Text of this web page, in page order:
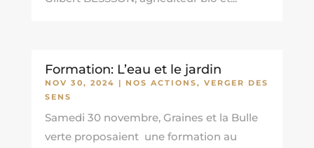
Formation: L’eau et le jardin
NOV 30, 2024 | NOS ACTIONS, VERGER DES
SENS
Samedi 30 novembre, Graines et la Bulle
verte proposaient une formation au